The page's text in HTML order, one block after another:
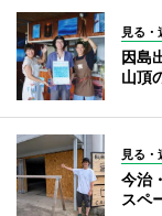
見る・
因島
山頂
見る・
今治
スペ